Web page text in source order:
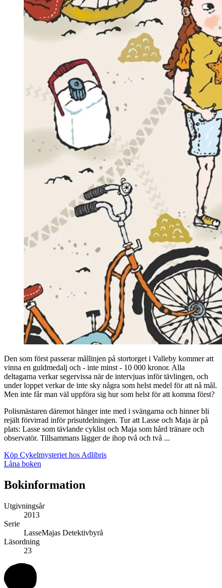
Den som först passerar mållinjen på stortorget i Valleby kommer att
vinna en guldmedalj och - inte minst - 10 000 kronor. Alla
deltagarna verkar segervissa när de intervjuas inför tävlingen, och
under loppet verkar de inte sky några som helst medel för att nå mål.
Men inte får man väl uppföra sig hur som helst för att komma först?
Polismästaren däremot hänger inte med i svängarna och hinner bli
rejält förvirrad inför prisutdelningen. Tur att Lasse och Maja är på
plats: Lasse som tävlande cyklist och Maja som hård tränare och
observatör. Tillsammans lägger de ihop två och två ...
Köp Cykelmysteriet hos Adlibris
Låna boken
Bokinformation
Utgivningsår
2013
Serie
LasseMajas Detektivbyrå
Läsordning
23